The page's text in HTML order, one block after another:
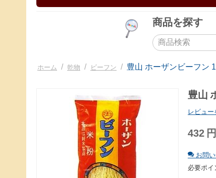
商品を探す
ホーム / 乾物 / ビーフン / 豊山 ホーザンビーフン
豊山
レビュー
432 円
お問
必要ポイ